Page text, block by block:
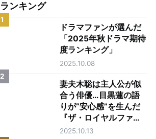
ランキング
1
ドラマファンが選んだ
「2025年秋ドラマ期待
度ランキング」
2025.10.08
2
妻夫木聡は主人公が似
合う俳優…目黒蓮の語
りが“安心感”を生んだ
『ザ・ロイヤルファミ
リー』第1話
2025.10.13